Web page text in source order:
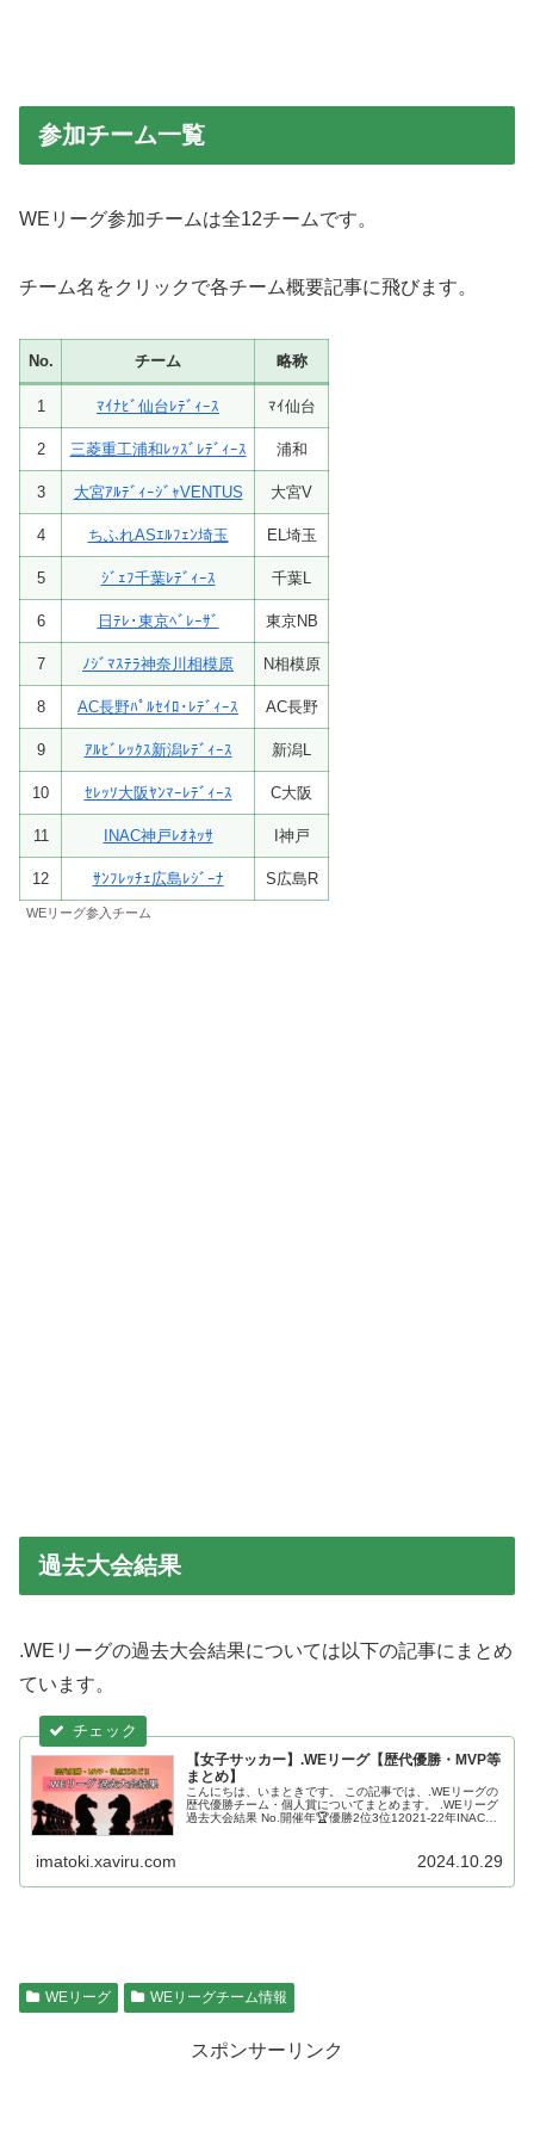
参加チーム一覧
WEリーグ参加チームは全12チームです。
チーム名をクリックで各チーム概要記事に飛びます。
No. チーム 略称
1 ﾏｲﾅﾋﾞ仙台ﾚﾃﾞｨｰｽ ﾏｲ仙台
2 三菱重工浦和ﾚｯｽﾞﾚﾃﾞｨｰｽ 浦和
3 大宮ｱﾙﾃﾞｨｰｼﾞｬVENTUS 大宮V
4 ちふれASｴﾙﾌｪﾝ埼玉 EL埼玉
5 ｼﾞｪﾌ千葉ﾚﾃﾞｨｰｽ 千葉L
6 日ﾃﾚ･東京ﾍﾞﾚｰｻﾞ 東京NB
7 ﾉｼﾞﾏｽﾃﾗ神奈川相模原 N相模原
8 AC長野ﾊﾟﾙｾｲﾛ･ﾚﾃﾞｨｰｽ AC長野
9 ｱﾙﾋﾞﾚｯｸｽ新潟ﾚﾃﾞｨｰｽ 新潟L
10 ｾﾚｯｿ大阪ﾔﾝﾏｰﾚﾃﾞｨｰｽ C大阪
11 INAC神戸ﾚｵﾈｯｻ I神戸
12 ｻﾝﾌﾚｯﾁｪ広島ﾚｼﾞｰﾅ S広島R
WEリーグ参入チーム
過去大会結果
.WEリーグの過去大会結果については以下の記事にまとめ
ています。
【女子サッカー】.WEリーグ【歴代優勝・MVP等
まとめ】
こんにちは、いまときです。 この記事では、.WEリーグの
歴代優勝チーム・個人賞についてまとめます。 .WEリーグ
過去大会結果 No.開催年🏆優勝2位3位12021-22年INAC神
imatoki.xaviru.com 2024.10.29
WEリーグ WEリーグチーム情報
スポンサーリンク